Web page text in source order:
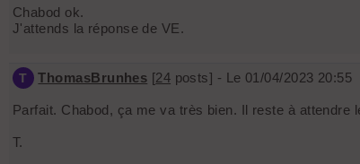
Chabod ok.
J'attends la réponse de VE.
T ThomasBrunhes [24 posts] - Le 01/04/2023 20:55
Parfait. Chabod, ça me va très bien. Il reste à attendre
T.